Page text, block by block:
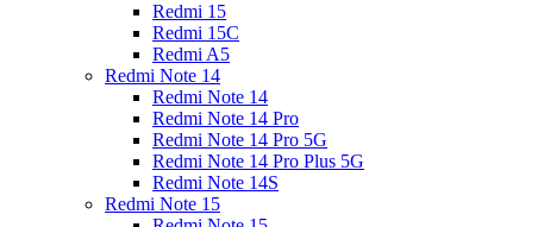
Redmi 15
Redmi 15C
Redmi A5
Redmi Note 14
Redmi Note 14
Redmi Note 14 Pro
Redmi Note 14 Pro 5G
Redmi Note 14 Pro Plus 5G
Redmi Note 14S
Redmi Note 15